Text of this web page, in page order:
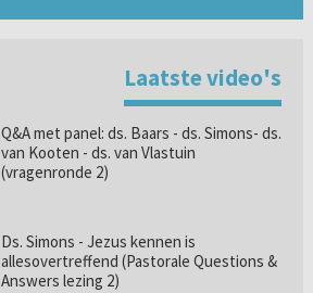
Laatste video's
Q&A met panel: ds. Baars - ds. Simons- ds.
van Kooten - ds. van Vlastuin
(vragenronde 2)
Ds. Simons - Jezus kennen is
allesovertreffend (Pastorale Questions &
Answers lezing 2)